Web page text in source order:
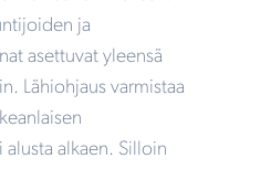
ja
asettuvat yleensä
Lähiohjaus varmistaa
alkaen. Silloin